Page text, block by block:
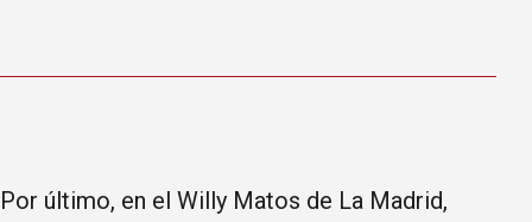
Por último, en el Willy Matos de La Madrid,